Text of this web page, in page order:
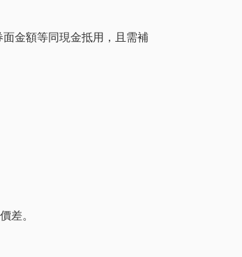
金額等同現金抵用，且需補
差。